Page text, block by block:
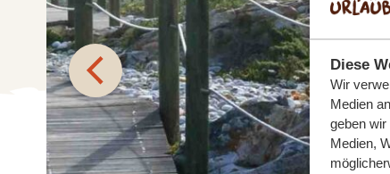
Diese
Wir
Medien
geben
Medien,